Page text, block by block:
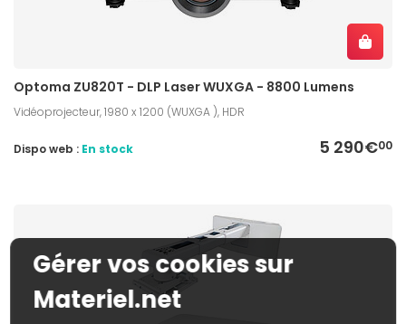
Optoma ZU820T - DLP Laser WUXGA - 8800 Lumens
Vidéoprojecteur, 1980 x 1200 (WUXGA ), HDR
5 290€00
Dispo web : En stock
Gérer vos cookies sur
Materiel.net